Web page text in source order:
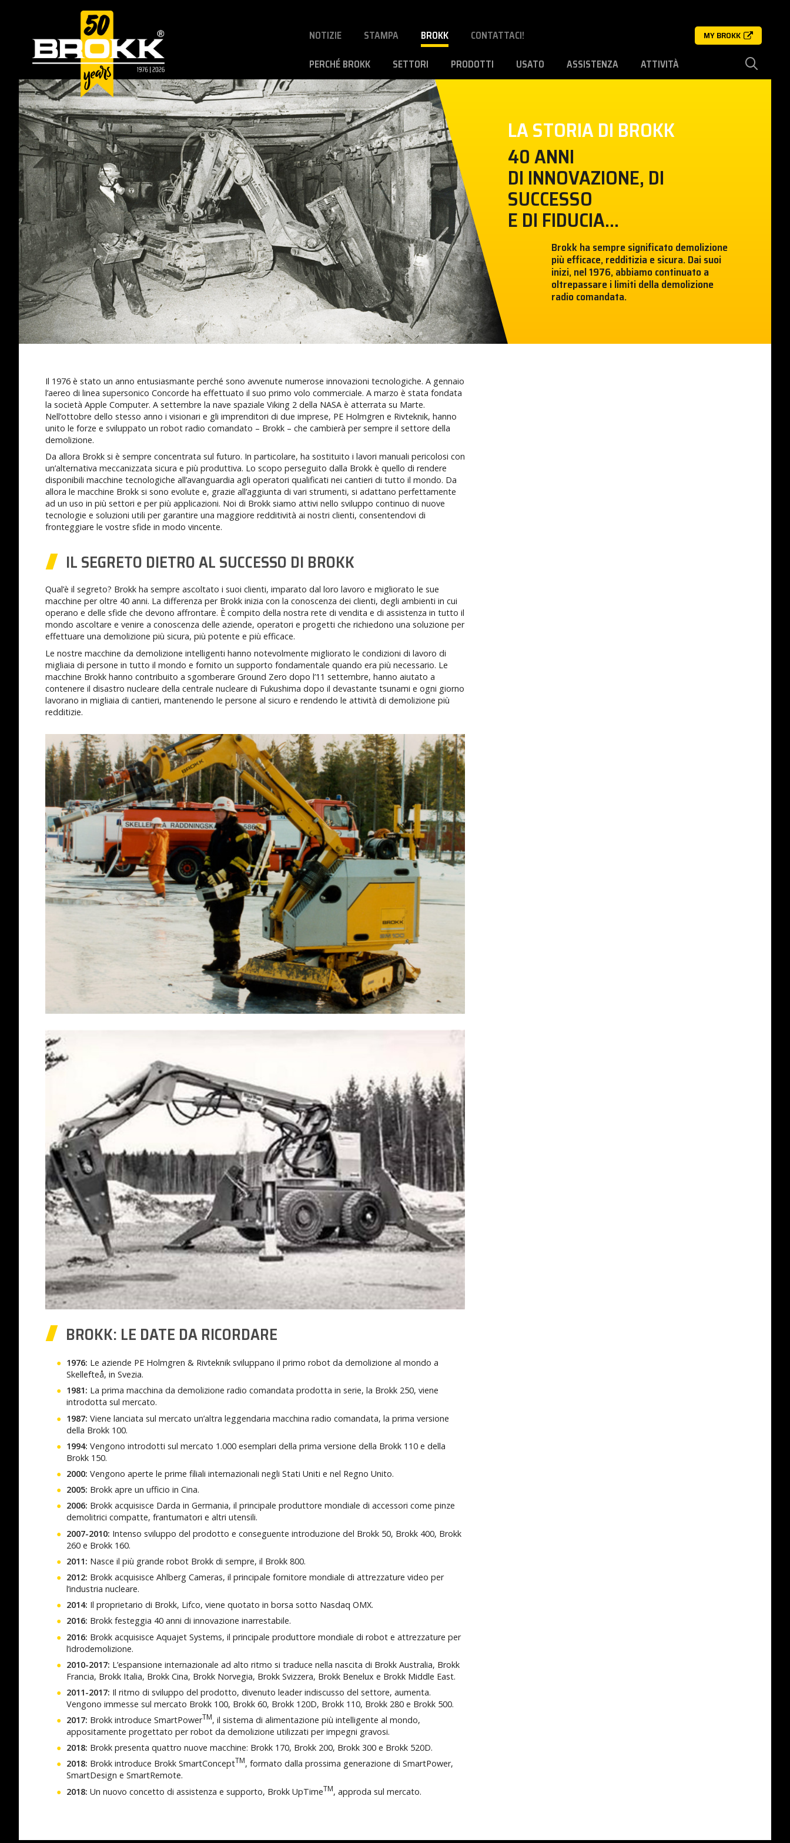
NOTIZIE STAMPA BROKK CONTATTACI! MY BROKK
PERCHÉ BROKK SETTORI PRODOTTI USATO ASSISTENZA ATTIVITÀ
LA STORIA DI BROKK
40 ANNI
DI INNOVAZIONE, DI
SUCCESSO
E DI FIDUCIA...
Brokk ha sempre significato demolizione
più efficace, redditizia e sicura. Dai suoi
inizi, nel 1976, abbiamo continuato a
oltrepassare i limiti della demolizione
radio comandata.
Il 1976 è stato un anno entusiasmante perché sono avvenute numerose innovazioni tecnologiche. A gennaio
l’aereo di linea supersonico Concorde ha effettuato il suo primo volo commerciale. A marzo è stata fondata
la società Apple Computer. A settembre la nave spaziale Viking 2 della NASA è atterrata su Marte.
Nell’ottobre dello stesso anno i visionari e gli imprenditori di due imprese, PE Holmgren e Rivteknik, hanno
unito le forze e sviluppato un robot radio comandato – Brokk – che cambierà per sempre il settore della
demolizione.
Da allora Brokk si è sempre concentrata sul futuro. In particolare, ha sostituito i lavori manuali pericolosi con
un’alternativa meccanizzata sicura e più produttiva. Lo scopo perseguito dalla Brokk è quello di rendere
disponibili macchine tecnologiche all’avanguardia agli operatori qualificati nei cantieri di tutto il mondo. Da
allora le macchine Brokk si sono evolute e, grazie all’aggiunta di vari strumenti, si adattano perfettamente
ad un uso in più settori e per più applicazioni. Noi di Brokk siamo attivi nello sviluppo continuo di nuove
tecnologie e soluzioni utili per garantire una maggiore redditività ai nostri clienti, consentendovi di
fronteggiare le vostre sfide in modo vincente.
IL SEGRETO DIETRO AL SUCCESSO DI BROKK
Qual’è il segreto? Brokk ha sempre ascoltato i suoi clienti, imparato dal loro lavoro e migliorato le sue
macchine per oltre 40 anni. La differenza per Brokk inizia con la conoscenza dei clienti, degli ambienti in cui
operano e delle sfide che devono affrontare. È compito della nostra rete di vendita e di assistenza in tutto il
mondo ascoltare e venire a conoscenza delle aziende, operatori e progetti che richiedono una soluzione per
effettuare una demolizione più sicura, più potente e più efficace.
Le nostre macchine da demolizione intelligenti hanno notevolmente migliorato le condizioni di lavoro di
migliaia di persone in tutto il mondo e fornito un supporto fondamentale quando era più necessario. Le
macchine Brokk hanno contribuito a sgomberare Ground Zero dopo l’11 settembre, hanno aiutato a
contenere il disastro nucleare della centrale nucleare di Fukushima dopo il devastante tsunami e ogni giorno
lavorano in migliaia di cantieri, mantenendo le persone al sicuro e rendendo le attività di demolizione più
redditizie.
BROKK: LE DATE DA RICORDARE
1976: Le aziende PE Holmgren & Rivteknik sviluppano il primo robot da demolizione al mondo a
Skellefteå, in Svezia.
1981: La prima macchina da demolizione radio comandata prodotta in serie, la Brokk 250, viene
introdotta sul mercato.
1987: Viene lanciata sul mercato un’altra leggendaria macchina radio comandata, la prima versione
della Brokk 100.
1994: Vengono introdotti sul mercato 1.000 esemplari della prima versione della Brokk 110 e della
Brokk 150.
2000: Vengono aperte le prime filiali internazionali negli Stati Uniti e nel Regno Unito.
2005: Brokk apre un ufficio in Cina.
2006: Brokk acquisisce Darda in Germania, il principale produttore mondiale di accessori come pinze
demolitrici compatte, frantumatori e altri utensili.
2007-2010: Intenso sviluppo del prodotto e conseguente introduzione del Brokk 50, Brokk 400, Brokk
260 e Brokk 160.
2011: Nasce il più grande robot Brokk di sempre, il Brokk 800.
2012: Brokk acquisisce Ahlberg Cameras, il principale fornitore mondiale di attrezzature video per
l’industria nucleare.
2014: Il proprietario di Brokk, Lifco, viene quotato in borsa sotto Nasdaq OMX.
2016: Brokk festeggia 40 anni di innovazione inarrestabile.
2016: Brokk acquisisce Aquajet Systems, il principale produttore mondiale di robot e attrezzature per
l’idrodemolizione.
2010-2017: L’espansione internazionale ad alto ritmo si traduce nella nascita di Brokk Australia, Brokk
Francia, Brokk Italia, Brokk Cina, Brokk Norvegia, Brokk Svizzera, Brokk Benelux e Brokk Middle East.
2011-2017: Il ritmo di sviluppo del prodotto, divenuto leader indiscusso del settore, aumenta.
Vengono immesse sul mercato Brokk 100, Brokk 60, Brokk 120D, Brokk 110, Brokk 280 e Brokk 500.
2017: Brokk introduce SmartPowerTM, il sistema di alimentazione più intelligente al mondo,
appositamente progettato per robot da demolizione utilizzati per impegni gravosi.
2018: Brokk presenta quattro nuove macchine: Brokk 170, Brokk 200, Brokk 300 e Brokk 520D.
2018: Brokk introduce Brokk SmartConceptTM, formato dalla prossima generazione di SmartPower,
SmartDesign e SmartRemote.
2018: Un nuovo concetto di assistenza e supporto, Brokk UpTimeTM, approda sul mercato.